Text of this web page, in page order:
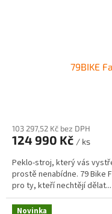
79BIKE
103 297,52 Kč bez DPH
124 990 Kč / ks
Peklo-stroj, který vás
prostě nenabídne. 79 Bike
pro ty, kteří nechtějí dělat...
Novinka